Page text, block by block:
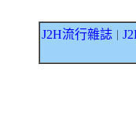
J2H流行雜誌